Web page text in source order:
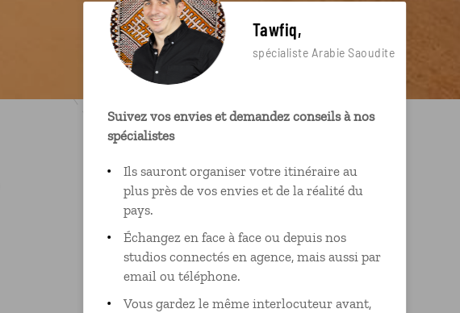
Tawfiq,
spécialiste Arabie Saoudite
Suivez vos envies et demandez conseils à nos
spécialistes
Ils sauront organiser votre itinéraire au
plus près de vos envies et de la réalité du
pays.
Échangez en face à face ou depuis nos
studios connectés en agence, mais aussi par
email ou téléphone.
Vous gardez le même interlocuteur avant,